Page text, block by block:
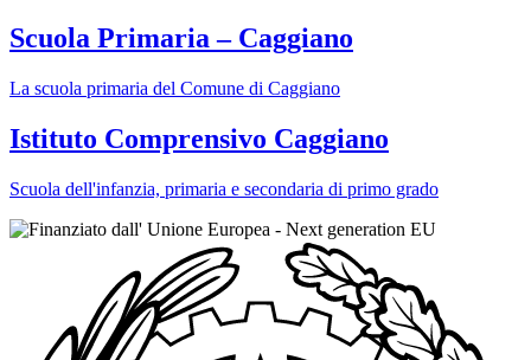
Scuola Primaria – Caggiano
La scuola primaria del Comune di Caggiano
Istituto Comprensivo Caggiano
Scuola dell'infanzia, primaria e secondaria di primo grado